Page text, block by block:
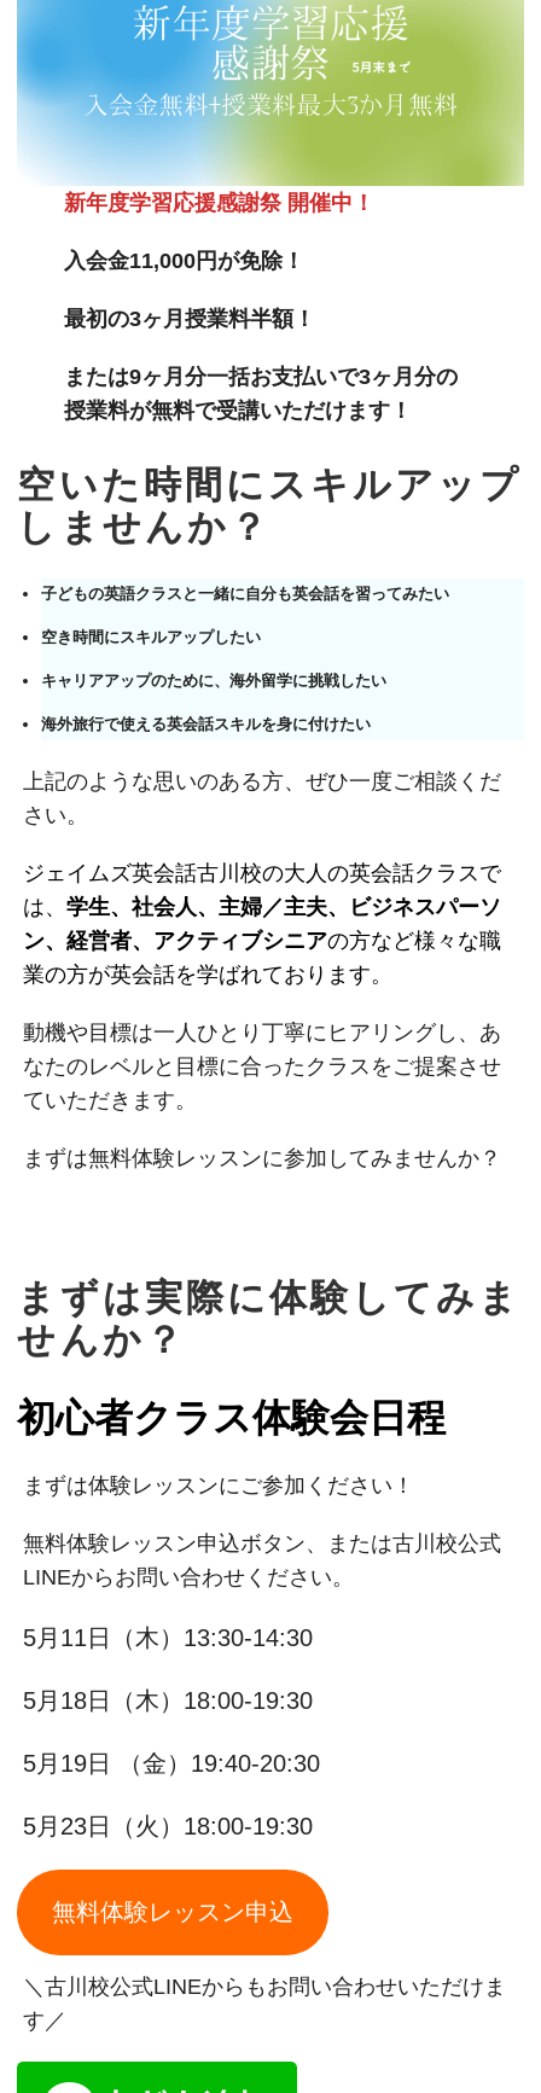
新年度学習応援感謝祭 開催中！
入会金11,000円が免除！
最初の3ヶ月授業料半額！
または9ヶ月分一括お支払いで3ヶ月分の
授業料が無料で受講いただけます！
空いた時間にスキルアップ
しませんか？
子どもの英語クラスと一緒に自分も英会話を習ってみたい
空き時間にスキルアップしたい
キャリアアップのために、海外留学に挑戦したい
海外旅行で使える英会話スキルを身に付けたい
上記のような思いのある方、ぜひ一度ご相談くだ
さい。
ジェイムズ英会話古川校の大人の英会話クラスで
は、学生、社会人、主婦／主夫、ビジネスパーソ
ン、経営者、アクティブシニアの方など様々な職
業の方が英会話を学ばれております。
動機や目標は一人ひとり丁寧にヒアリングし、あ
なたのレベルと目標に合ったクラスをご提案させ
ていただきます。
まずは無料体験レッスンに参加してみませんか？
まずは実際に体験してみま
せんか？
初心者クラス体験会日程
まずは体験レッスンにご参加ください！
無料体験レッスン申込ボタン、または古川校公式
LINEからお問い合わせください。
5月11日（木）13:30-14:30
5月18日（木）18:00-19:30
5月19日 （金）19:40-20:30
5月23日（火）18:00-19:30
無料体験レッスン申込
＼古川校公式LINEからもお問い合わせいただけま
す／